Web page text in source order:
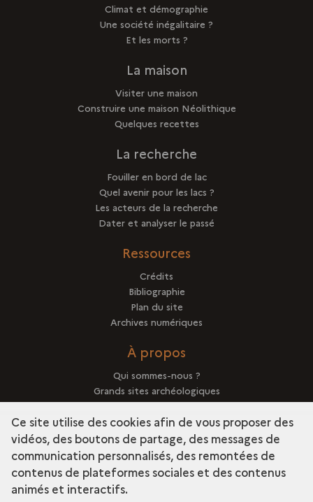
Climat et démographie
Une société inégalitaire ?
Et les morts ?
La maison
Visiter une maison
Construire une maison Néolithique
Quelques recettes
La recherche
Fouiller en bord de lac
Quel avenir pour les lacs ?
Les acteurs de la recherche
Dater et analyser le passé
Ressources
Crédits
Bibliographie
Plan du site
Archives numériques
À propos
Qui sommes-nous ?
Grands sites archéologiques
Mentions légales
Découvrir la collection
Ce site utilise des cookies afin de vous proposer des
vidéos, des boutons de partage, des messages de
communication personnalisés, des remontées de
contenus de plateformes sociales et des contenus
animés et interactifs.